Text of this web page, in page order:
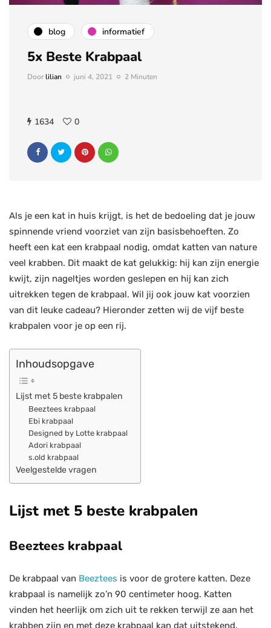
blog informatief
5x Beste Krabpaal
Doorlilian juni 4, 2021 2 Minuten
1634 0
Als je een kat in huis krijgt, is het de bedoeling dat je jouw
spinnende vriend voorziet van zijn basisbehoeften. Zo
heeft een kat een krabpaal nodig, omdat katten van nature
veel krabben. Dit maakt de kat gelukkig: hij kan zijn energie
kwijt, zijn nageltjes worden geslepen en hij kan zich
uitrekken tegen de krabpaal. Wil jij ook jouw kat voorzien
van dit leuke cadeau? Hieronder zetten wij de vijf beste
krabpalen voor je op een rij.
Inhoudsopgave
Lijst met 5 beste krabpalen
Beeztees krabpaal
Ebi krabpaal
Designed by Lotte krabpaal
Adori krabpaal
s.old krabpaal
Veelgestelde vragen
Lijst met 5 beste krabpalen
Beeztees krabpaal
De krabpaal van Beeztees is voor de grotere katten. Deze
krabpaal is namelijk zo’n 90 centimeter hoog. Katten
vinden het heerlijk om zich uit te rekken terwijl ze aan het
krabben zijn en met deze krabpaal kan dat uitstekend.